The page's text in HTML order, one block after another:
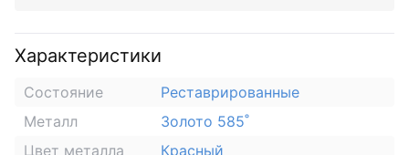
Характеристики
Состояние
Реставрированные
Металл
Золото 585˚
Цвет металла
Красный